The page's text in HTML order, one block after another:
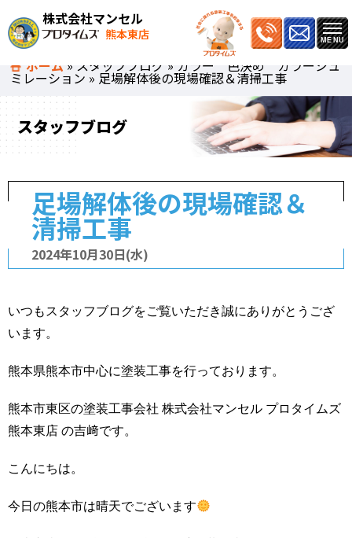
株式会社マンセル
熊本東店
ホーム » スタッフブログ » カラー 色決め カラーシュ
ミレーション» 足場解体後の現場確認＆清掃工事
スタッフブログ
足場解体後の現場確認＆
清掃工事
2024年10月30日(水)
いつもスタッフブログをご覧いただき誠にありがとうござ
います。
熊本県熊本市中心に塗装工事を行っております。
熊本市東区の塗装工事会社 株式会社マンセル プロタイムズ
熊本東店 の吉﨑です。
こんにちは。
今日の熊本市は晴天でございます